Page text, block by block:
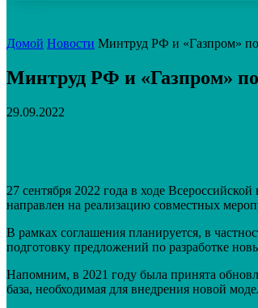
Домой Новости Минтруд РФ и «Газпром»
Минтруд РФ и «Газпром»
29.09.2022
27 сентября 2022 года в ходе
направлен на реализацию совместных
В рамках соглашения планируется, в
подготовку предложений по разработке
Напомним, в 2021 году была принята
база, необходимая для внедрения новой